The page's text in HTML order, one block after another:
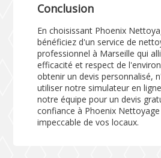
Conclusion
En choisissant Phoenix
bénéficiez d'un service de
professionnel à Marseille qui
efficacité et respect de
obtenir un devis personnalisé,
utiliser notre simulateur en
notre équipe pour un devis
confiance à Phoenix
impeccable de vos locaux.